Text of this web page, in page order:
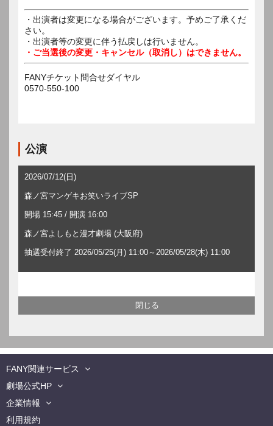
・出演者は変更になる場合がございます。予めご了承くだ
さい。
・出演者等の変更に伴う払戻しは行いません。
・ご当選後の変更・キャンセル（取消し）はできません。
FANYチケット問合せダイヤル
0570-550-100
公演
2026/07/12(日)
森ノ宮マンゲキお笑いライブSP
開場 15:45 / 開演 16:00
森ノ宮よしもと漫才劇場 (大阪府)
抽選受付終了 2026/05/25(月) 11:00～2026/05/28(木) 11:00
FANY関連サービス
劇場公式HP
企業情報
利用規約